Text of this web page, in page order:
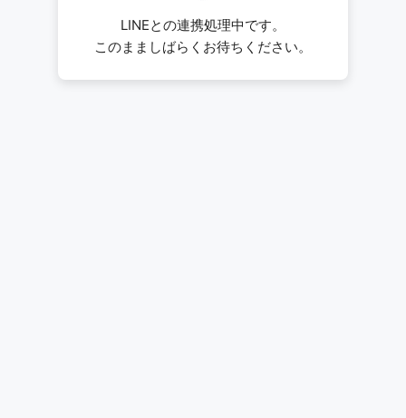
LINEとの連携処理中です。
このまましばらくお待ちください。